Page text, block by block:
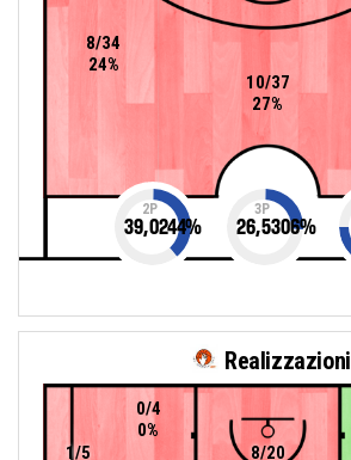
10/37
27%
8/34
24%
2P
39,0244%
3P
26,5306%
Realizzazioni
0/4
0%
8/20
1/5